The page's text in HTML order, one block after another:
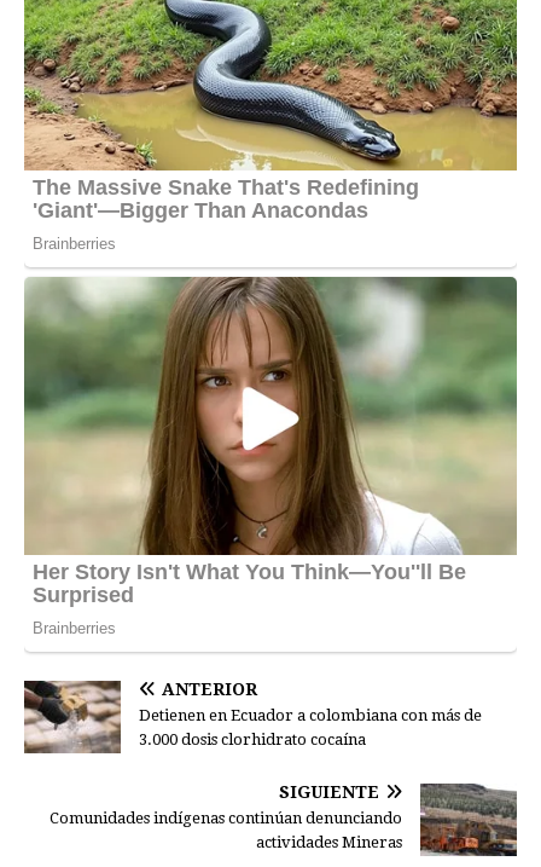
ANTERIOR
Detienen en Ecuador a colombiana con más de
3.000 dosis clorhidrato cocaína
SIGUIENTE
Comunidades indígenas continúan denunciando
actividades Mineras